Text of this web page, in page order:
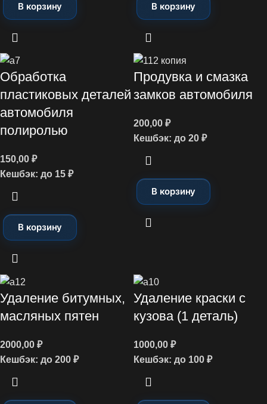
В корзину В корзину
Обработка
пластиковых деталей
автомобиля
полиролью
150,00 ₽
Кешбэк: до 15 ₽
В корзину
Продувка и смазка
замков автомобиля
200,00 ₽
Кешбэк: до 20 ₽
В корзину
Удаление битумных,
масляных пятен
2000,00 ₽
Кешбэк: до 200 ₽
Удаление краски с
кузова (1 деталь)
1000,00 ₽
Кешбэк: до 100 ₽